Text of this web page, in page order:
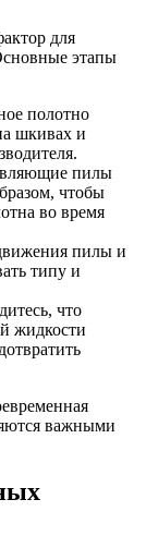
для
этапы
полотно
шкивах и
пилы
чтобы
во время
пилы и
типу и
что
жидкости
важными